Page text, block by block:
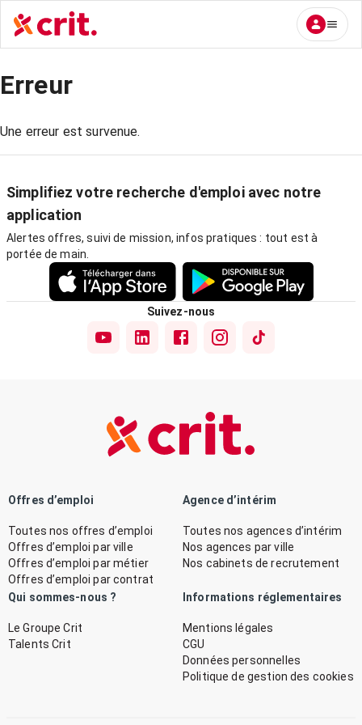
Erreur
Une erreur est survenue.
Simplifiez votre recherche d'emploi avec notre
application
Alertes offres, suivi de mission, infos pratiques : tout est à
portée de main.
Suivez-nous
Offres d’emploi
Toutes nos offres d’emploi
Offres d’emploi par ville
Offres d’emploi par métier
Offres d’emploi par contrat
Agence d’intérim
Toutes nos agences d’intérim
Nos agences par ville
Nos cabinets de recrutement
Qui sommes-nous ?
Le Groupe Crit
Talents Crit
Informations réglementaires
Mentions légales
CGU
Données personnelles
Politique de gestion des cookies